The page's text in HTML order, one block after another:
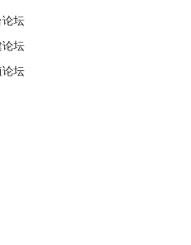
坛
坛
坛